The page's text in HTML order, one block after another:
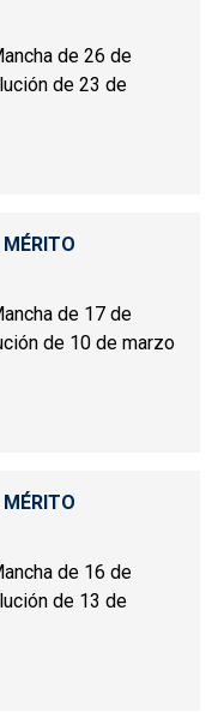
de 26 de
de 23 de
AL MÉRITO
de 17 de
de 10 de marzo
AL MÉRITO
de 16 de
de 13 de
AL MÉRITO